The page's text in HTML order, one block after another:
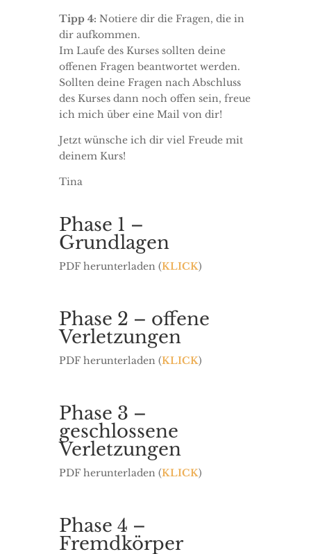
Tipp 4: Notiere dir die Fragen, die in
dir aufkommen.
Im Laufe des Kurses sollten deine
offenen Fragen beantwortet werden.
Sollten deine Fragen nach Abschluss
des Kurses dann noch offen sein, freue
ich mich über eine Mail von dir!
Jetzt wünsche ich dir viel Freude mit
deinem Kurs!
Tina
Phase 1 –
Grundlagen
PDF herunterladen (KLICK)
Phase 2 – offene
Verletzungen
PDF herunterladen (KLICK)
Phase 3 –
geschlossene
Verletzungen
PDF herunterladen (KLICK)
Phase 4 –
Fremdkörper